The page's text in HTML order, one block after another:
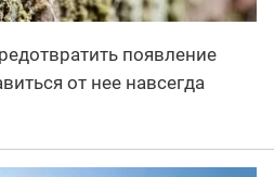
появление
от нее навсегда